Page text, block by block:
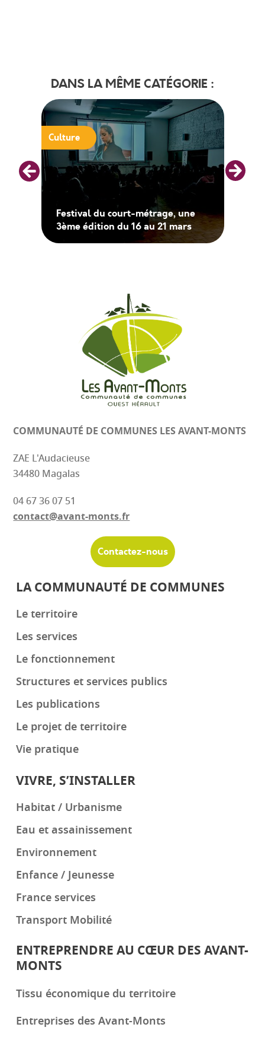
DANS LA MÊME CATÉGORIE :
Festival du court-métrage, une
3ème édition du 16 au 21 mars
Culture
COMMUNAUTÉ DE COMMUNES LES AVANT-MONTS
ZAE L'Audacieuse
34480 Magalas
04 67 36 07 51
contact@avant-monts.fr
Contactez-nous
LA COMMUNAUTÉ DE COMMUNES
Le territoire
Les services
Le fonctionnement
Structures et services publics
Les publications
Le projet de territoire
Vie pratique
VIVRE, S’INSTALLER
Habitat / Urbanisme
Eau et assainissement
Environnement
Enfance / Jeunesse
France services
Transport Mobilité
ENTREPRENDRE AU CŒUR DES AVANT-
MONTS
Tissu économique du territoire
Entreprises des Avant-Monts